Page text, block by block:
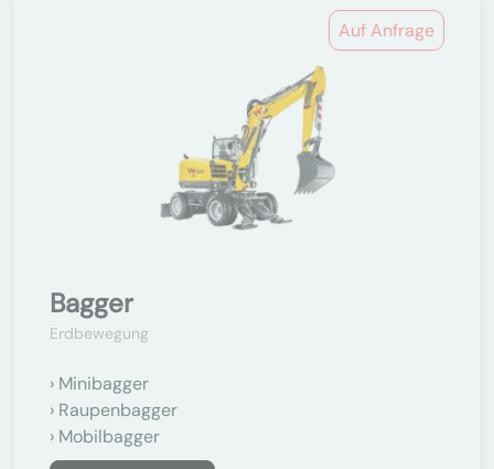
Auf Anfrage
Bagger
Erdbewegung
Minibagger
Raupenbagger
Mobilbagger